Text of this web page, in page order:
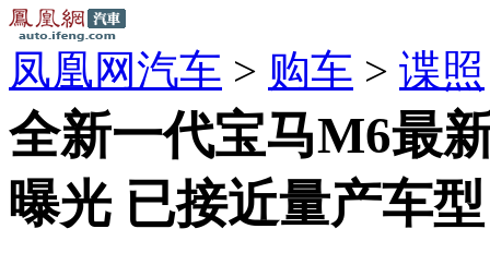
凤凰网汽车 > 购车 > 谍照
全新一代宝马M6最
曝光 已接近量产车型